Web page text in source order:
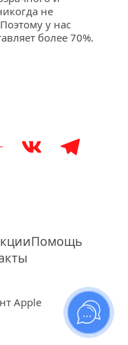
не
у нас
более 70%.
Помощь
Apple